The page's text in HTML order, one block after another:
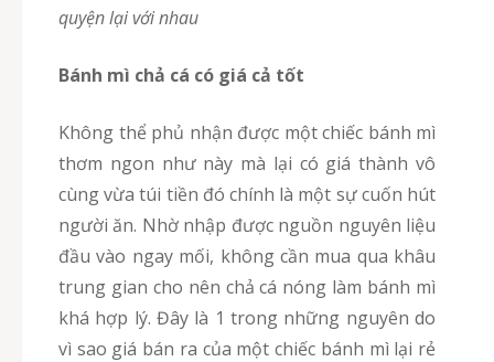
quyện lại với nhau
Bánh mì chả cá có giá cả tốt
Không thể phủ nhận được một chiếc bánh mì
thơm ngon như này mà lại có giá thành vô
cùng vừa túi tiền đó chính là một sự cuốn hút
người ăn. Nhờ nhập được nguồn nguyên liệu
đầu vào ngay mối, không cần mua qua khâu
trung gian cho nên chả cá nóng làm bánh mì
khá hợp lý. Đây là 1 trong những nguyên do
vì sao giá bán ra của một chiếc bánh mì lại rẻ